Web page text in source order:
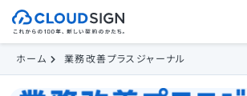
ホーム 業務改善プラスジャーナル